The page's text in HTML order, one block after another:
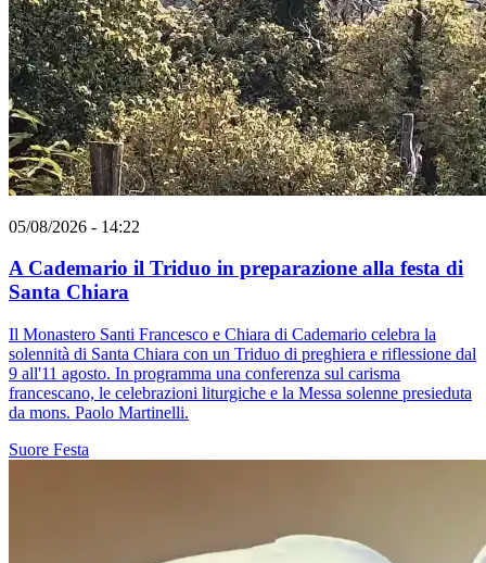
05/08/2026 - 14:22
A Cademario il Triduo in preparazione alla festa di
Santa Chiara
Il Monastero Santi Francesco e Chiara di Cademario celebra la
solennità di Santa Chiara con un Triduo di preghiera e riflessione dal
9 all'11 agosto. In programma una conferenza sul carisma
francescano, le celebrazioni liturgiche e la Messa solenne presieduta
da mons. Paolo Martinelli.
Suore Festa